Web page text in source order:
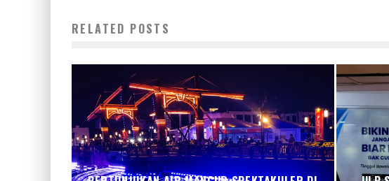
RELATED POSTS